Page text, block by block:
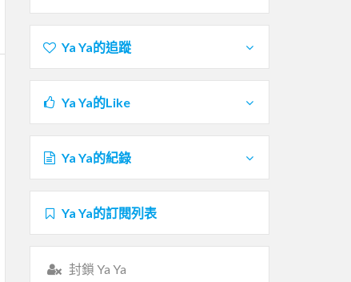
Ya Ya的追蹤
Ya Ya的Like
Ya Ya的紀錄
Ya Ya的訂閱列表
封鎖 Ya Ya